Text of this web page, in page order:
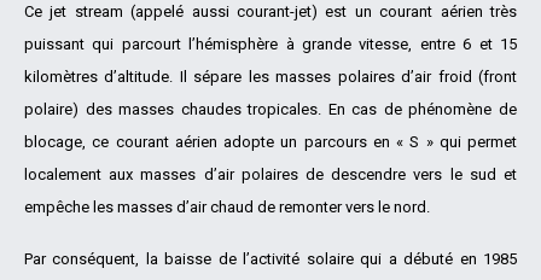
Ce jet stream (appelé aussi courant-jet) est un courant aérien très
puissant qui parcourt l’hémisphère à grande vitesse, entre 6 et 15
kilomètres d’altitude. Il sépare les masses polaires d’air froid (front
polaire) des masses chaudes tropicales. En cas de phénomène de
blocage, ce courant aérien adopte un parcours en « S » qui permet
localement aux masses d’air polaires de descendre vers le sud et
empêche les masses d’air chaud de remonter vers le nord.
Par conséquent, la baisse de l’activité solaire qui a débuté en 1985